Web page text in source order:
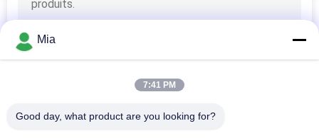
Emballage
alimentaire de fer-
Mia
7:41 PM
Good day, what product are you looking for?